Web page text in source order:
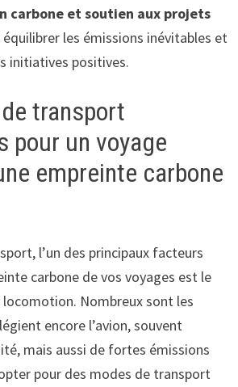
carbone et soutien aux projets
les émissions inévitables et
initiatives positives.
transport
pour un voyage
empreinte carbone
l’un des principaux facteurs
carbone de vos voyages est le
locomotion. Nombreux sont les
encore l’avion, souvent
mais aussi de fortes émissions
pour des modes de transport